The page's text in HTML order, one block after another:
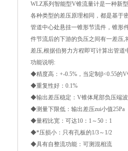
WLZ系列智能型V锥流量计是一种新
各种类型的差压原理相同，都是基于
管道中心处悬挂一锥形节流件，锥形
件节流后的下游的负压之间有一差压,
差压,根据伯努力方程即可计算出管道
功能说明:
◆精度高：+-0.5%，当定制β<0.55的
◆重复性好：0.1%
◆输出差压稳定：V锥体尾部负压端
◆测量下限低：输出差压zui小值25Pa
◆量程比宽：可达10：1～50：1
◆*压损小：只有孔板的1/3～1/2
◆具有自整流功能：可测混相流